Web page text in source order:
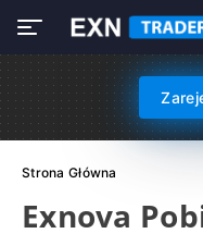
Strona Główna
Exnova